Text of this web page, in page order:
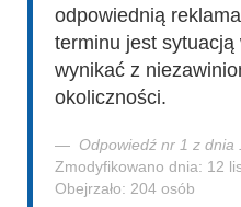
odpowiednią
terminu jest sytuacją
wynikać z
okoliczności.
Odpowiedź nr 1 z
Zmodyfikowano dnia: 12
Obejrzało: 204 osób